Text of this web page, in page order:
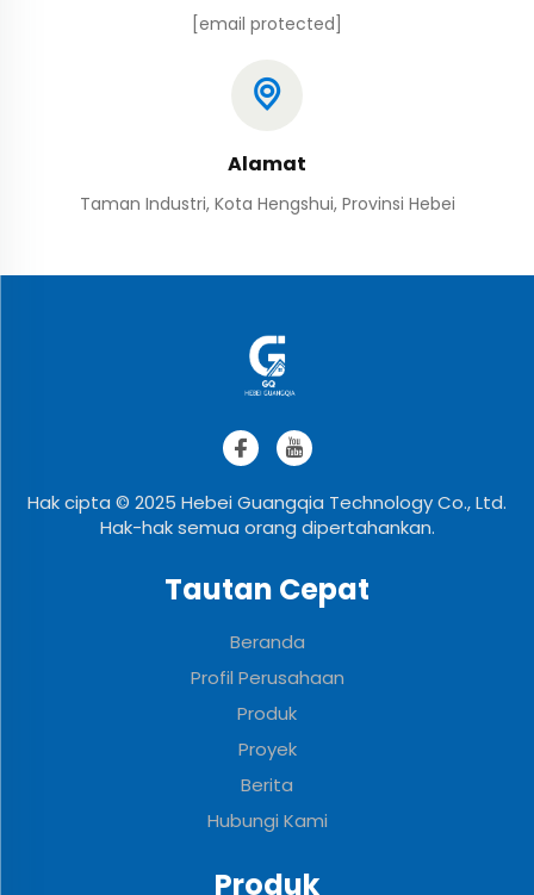
[email protected]
Alamat
Taman Industri, Kota Hengshui, Provinsi Hebei
Hak cipta © 2025 Hebei Guangqia Technology Co., Ltd.
Hak-hak semua orang dipertahankan.
Tautan Cepat
Beranda
Profil Perusahaan
Produk
Proyek
Berita
Hubungi Kami
Produk